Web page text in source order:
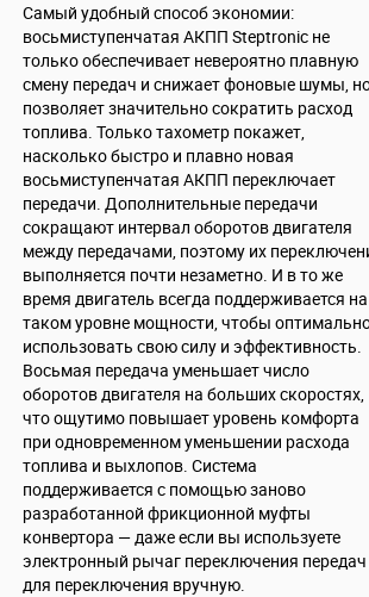
Самый удобный способ экономии:
восьмиступенчатая АКПП Steptronic не
только обеспечивает невероятно плавную
смену передач и снижает фоновые шумы,
позволяет значительно сократить расход
топлива. Только тахометр покажет,
насколько быстро и плавно новая
восьмиступенчатая АКПП переключает
передачи. Дополнительные передачи
сокращают интервал оборотов двигателя
между передачами, поэтому их
выполняется почти незаметно. И в то же
время двигатель всегда поддерживается на
таком уровне мощности, чтобы
использовать свою силу и эффективность.
Восьмая передача уменьшает число
оборотов двигателя на больших скоростях,
что ощутимо повышает уровень комфорта
при одновременном уменьшении расхода
топлива и выхлопов. Система
поддерживается с помощью заново
разработанной фрикционной муфты
конвертора — даже если вы используете
электронный рычаг переключения передач
для переключения вручную.